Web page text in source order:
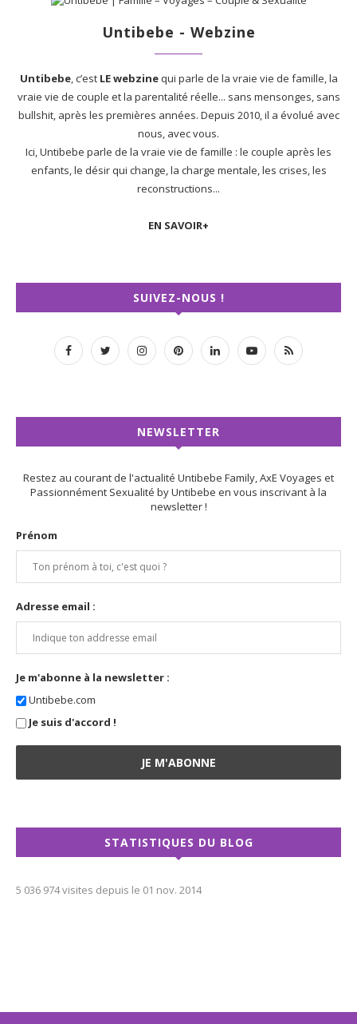
Untibebe - Webzine
Untibebe, c’est LE webzinequi parle de la vraie vie de famille, la
vraie vie de couple et la parentalité réelle... sans mensonges, sans
bullshit, après les premières années. Depuis 2010, il a évolué avec
nous, avec vous.
Ici, Untibebe parle de la vraie vie de famille : le couple après les
enfants, le désir qui change, la charge mentale, les crises, les
reconstructions...
EN SAVOIR+
SUIVEZ-NOUS !
NEWSLETTER
Restez au courant de l'actualité Untibebe Family, AxE Voyages et
Passionnément Sexualité by Untibebe en vous inscrivant à la
newsletter !
Prénom
Adresse email :
Je m'abonne à la newsletter :
Untibebe.com
Je suis d'accord !
STATISTIQUES DU BLOG
5 036 974 visites depuis le 01 nov. 2014